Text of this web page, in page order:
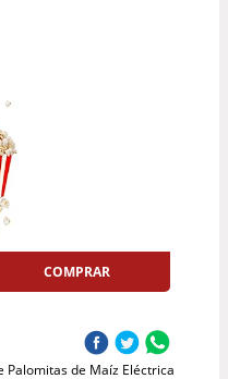
COMPRAR
Palomitas de Maíz Eléctrica